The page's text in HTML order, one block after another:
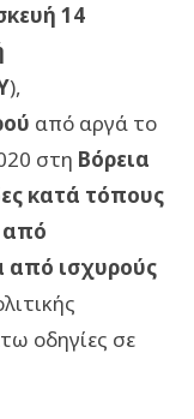
14
),
από αργά το
στη Βόρεια
κατά τόπους
από
από ισχυρούς
οδηγίες σε